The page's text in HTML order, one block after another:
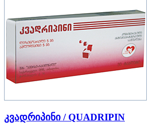
კვადრიპინი / QUADRIPIN